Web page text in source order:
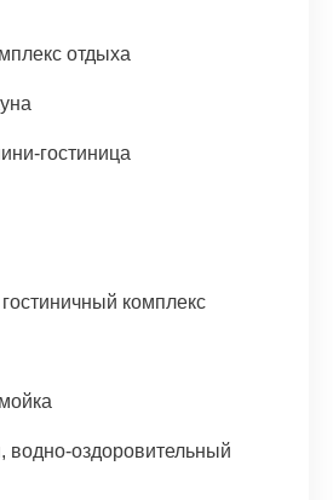
отдыха
гостиница
комплекс
водно-оздоровительный